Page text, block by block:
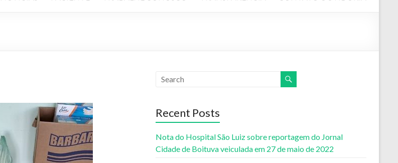
Recent Posts
Nota do Hospital São Luiz sobre reportagem do Jornal
Cidade de Boituva veiculada em 27 de maio de 2022